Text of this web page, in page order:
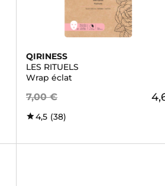
QIRINESS
LES RITUELS
Wrap éclat
7,00 €
4,5 (38)